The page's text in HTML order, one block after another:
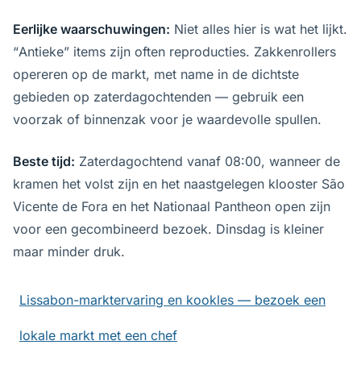
Eerlijke waarschuwingen: Niet alles hier is wat het lijkt.
“Antieke” items zijn often reproducties. Zakkenrollers
opereren op de markt, met name in de dichtste
gebieden op zaterdagochtenden — gebruik een
voorzak of binnenzak voor je waardevolle spullen.
Beste tijd: Zaterdagochtend vanaf 08:00, wanneer de
kramen het volst zijn en het naastgelegen klooster São
Vicente de Fora en het Nationaal Pantheon open zijn
voor een gecombineerd bezoek. Dinsdag is kleiner
maar minder druk.
Lissabon-marktervaring en kookles — bezoek een
lokale markt met een chef